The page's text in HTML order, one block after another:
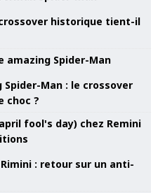
historique tient-il
Spider-Man : le crossover
choc ?
: retour sur un anti-